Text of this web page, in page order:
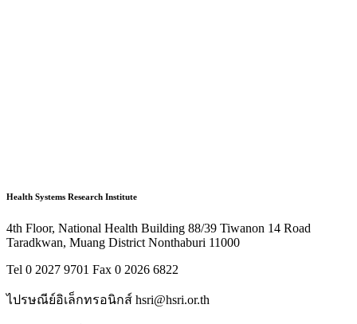
Health Systems Research Institute
4th Floor, National Health Building 88/39 Tiwanon 14 Road
Taradkwan, Muang District Nonthaburi 11000
Tel 0 2027 9701 Fax 0 2026 6822
ไปรษณีย์อิเล็กทรอนิกส์ hsri@hsri.or.th